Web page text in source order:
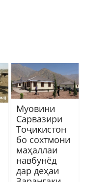
Муовини
Сарвазири
Тоҷикистон
бо сохтмони
маҳаллаи
навбунёд
дар деҳаи